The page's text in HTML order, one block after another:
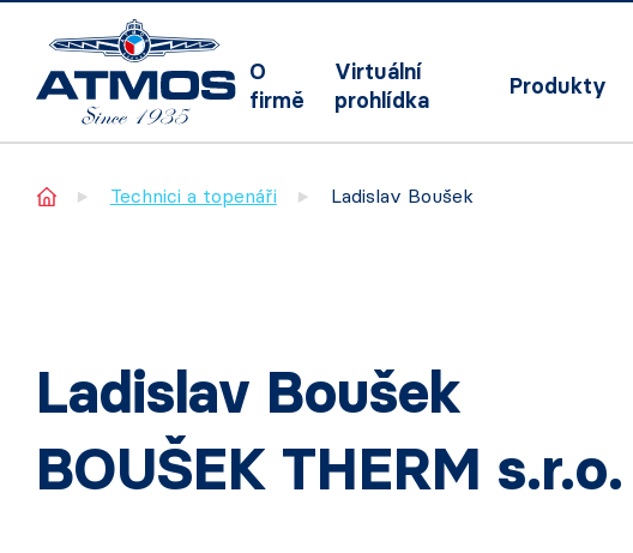
O
firmě
Virtuální
prohlídka
Produkty
Home Technici a topenáři Ladislav Boušek
Ladislav Boušek
BOUŠEK THERM s.r.o.